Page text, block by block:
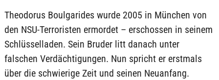
Theodorus Boulgarides wurde 2005 in München von
den NSU-Terroristen ermordet – erschossen in seinem
Schlüsselladen. Sein Bruder litt danach unter
falschen Verdächtigungen. Nun spricht er erstmals
über die schwierige Zeit und seinen Neuanfang.